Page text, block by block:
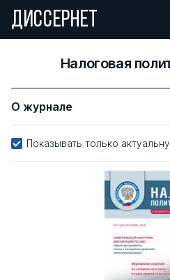
ДИССЕРНЕТ
Налоговая
О журнале
Показывать только